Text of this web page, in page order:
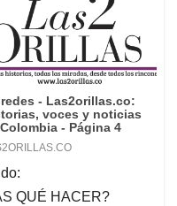
QUÉ HACER?